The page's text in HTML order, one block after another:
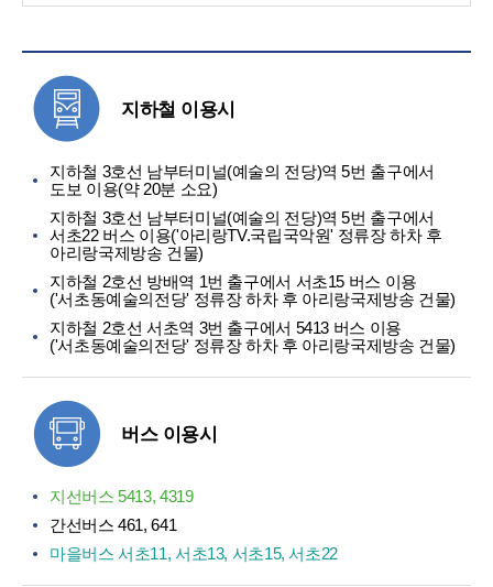
지하철 이용시
지하철 3호선 남부터미널(예술의 전당)역 5번 출구에서
도보 이용(약 20분 소요)
지하철 3호선 남부터미널(예술의 전당)역 5번 출구에서
서초22 버스 이용('아리랑TV.국립국악원' 정류장 하차 후
아리랑국제방송 건물)
지하철 2호선 방배역 1번 출구에서 서초15 버스 이용
('서초동예술의전당' 정류장 하차 후 아리랑국제방송 건물)
지하철 2호선 서초역 3번 출구에서 5413 버스 이용
('서초동예술의전당' 정류장 하차 후 아리랑국제방송 건물)
버스 이용시
지선버스 5413, 4319
간선버스 461, 641
마을버스 서초11, 서초13, 서초15, 서초22